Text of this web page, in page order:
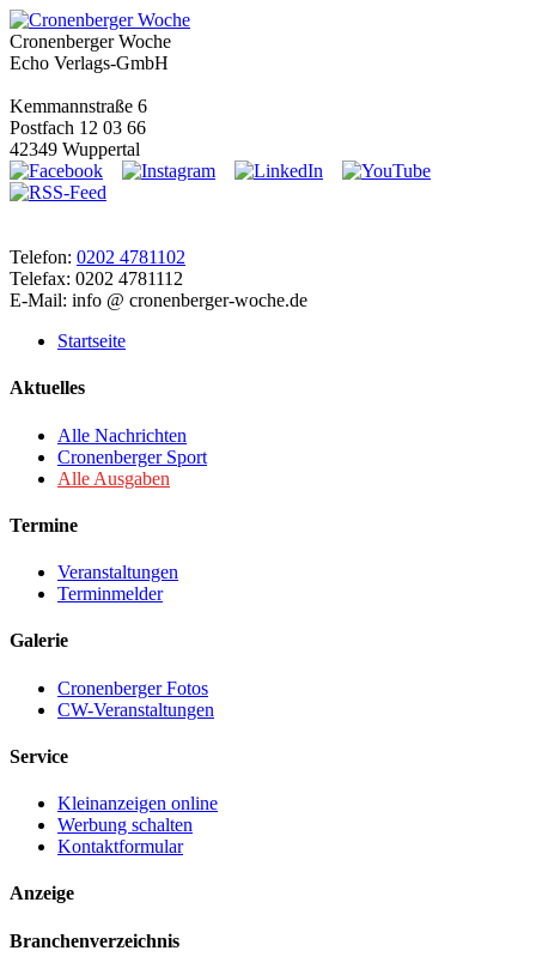
Cronenberger Woche
Echo Verlags-GmbH
Kemmannstraße 6
Postfach 12 03 66
42349 Wuppertal
Telefon: 0202 4781102
Telefax: 0202 4781112
E-Mail: info @ cronenberger-woche.de
Startseite
Aktuelles
Alle Nachrichten
Cronenberger Sport
Alle Ausgaben
Termine
Veranstaltungen
Terminmelder
Galerie
Cronenberger Fotos
CW-Veranstaltungen
Service
Kleinanzeigen online
Werbung schalten
Kontaktformular
Anzeige
Branchenverzeichnis